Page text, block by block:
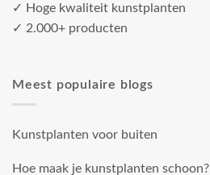
✓ Hoge kwaliteit kunstplanten
✓ 2.000+ producten
Meest populaire blogs
Kunstplanten voor buiten
Hoe maak je kunstplanten schoon?